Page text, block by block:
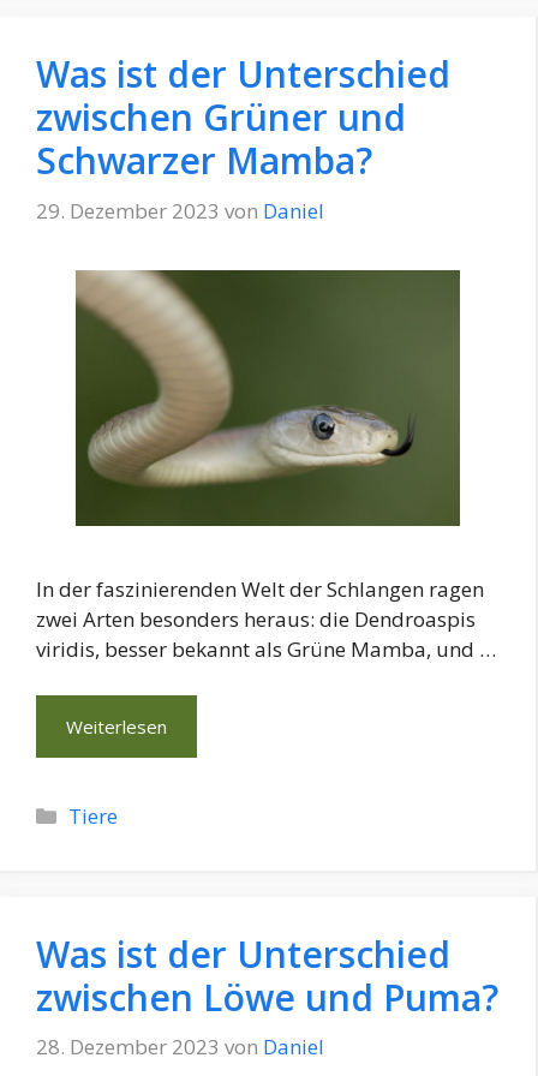
Was ist der Unterschied
zwischen Grüner und
Schwarzer Mamba?
29. Dezember 2023 von Daniel
In der faszinierenden Welt der Schlangen ragen
zwei Arten besonders heraus: die Dendroaspis
viridis, besser bekannt als Grüne Mamba, und …
Weiterlesen
Kategorien
Tiere
Was ist der Unterschied
zwischen Löwe und Puma?
28. Dezember 2023 von Daniel